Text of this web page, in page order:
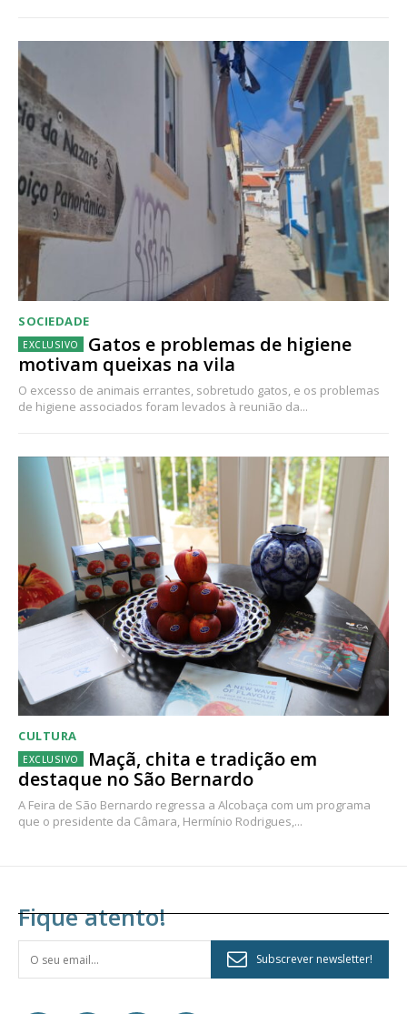
SOCIEDADE
Gatos e problemas de higiene
motivam queixas na vila
O excesso de animais errantes, sobretudo gatos, e os problemas
de higiene associados foram levados à reunião da...
CULTURA
Maçã, chita e tradição em
destaque no São Bernardo
A Feira de São Bernardo regressa a Alcobaça com um programa
que o presidente da Câmara, Hermínio Rodrigues,...
Fique atento!
Subscrever newsletter!